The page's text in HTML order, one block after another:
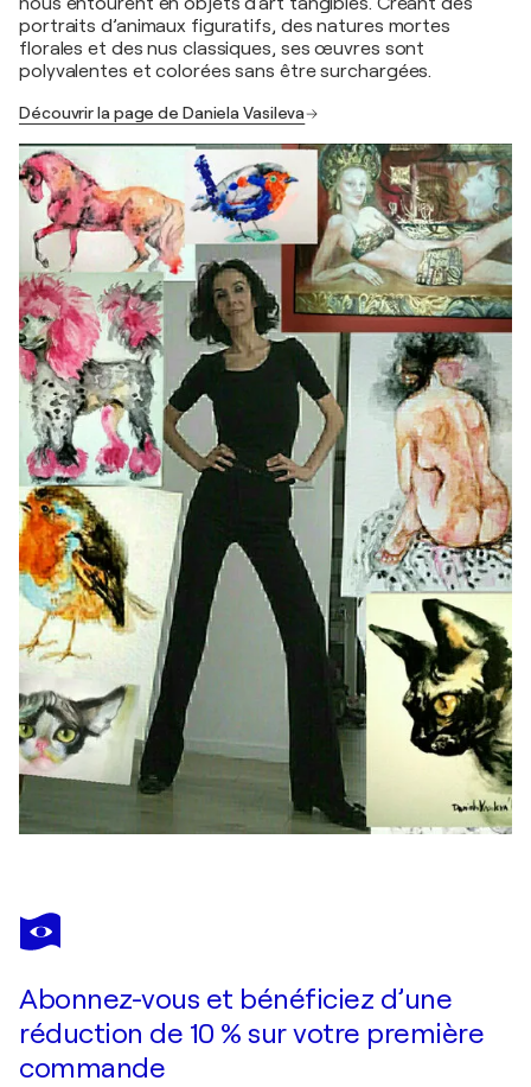
portraits d’animaux figuratifs, des natures mortes
florales et des nus classiques, ses œuvres sont
polyvalentes et colorées sans être surchargées.
Découvrir la page de Daniela Vasileva
Abonnez-vous et bénéficiez d’une
réduction de 10 % sur votre première
commande